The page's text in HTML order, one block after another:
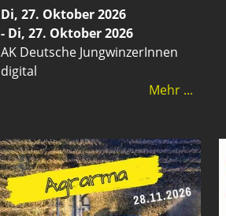
Di, 27. Oktober 2026
- Di, 27. Oktober 2026
AK Deutsche JungwinzerInnen
digital
Mehr ...